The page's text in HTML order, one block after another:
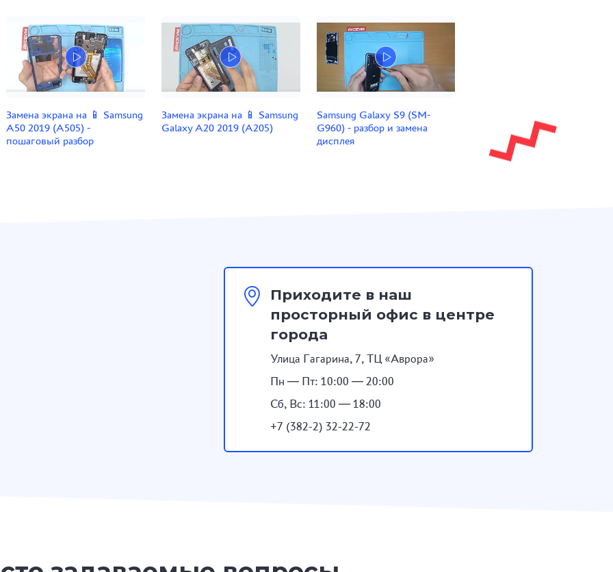
Замена экрана на 📱 Samsung
A50 2019 (A505) -
пошаговый разбор
Замена экрана на 📱 Samsung
Galaxy A20 2019 (A205)
Samsung Galaxy S9 (SM-
G960) - разбор и замена
дисплея
Приходите в наш
просторный офис в центре
города
Улица Гагарина, 7, ТЦ «Аврора»
Пн — Пт: 10:00 — 20:00
Сб, Вс: 11:00 — 18:00
+7 (382-2) 32-22-72